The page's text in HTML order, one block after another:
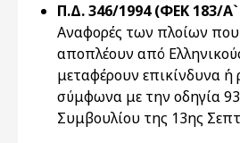
Π.Δ. 346/1994 (ΦΕΚ 183/Α`
Αναφορές των πλοίων
αποπλέουν από
μεταφέρουν επικίνδυνα
σύμφωνα με την οδηγία
Συμβουλίου της 13ης